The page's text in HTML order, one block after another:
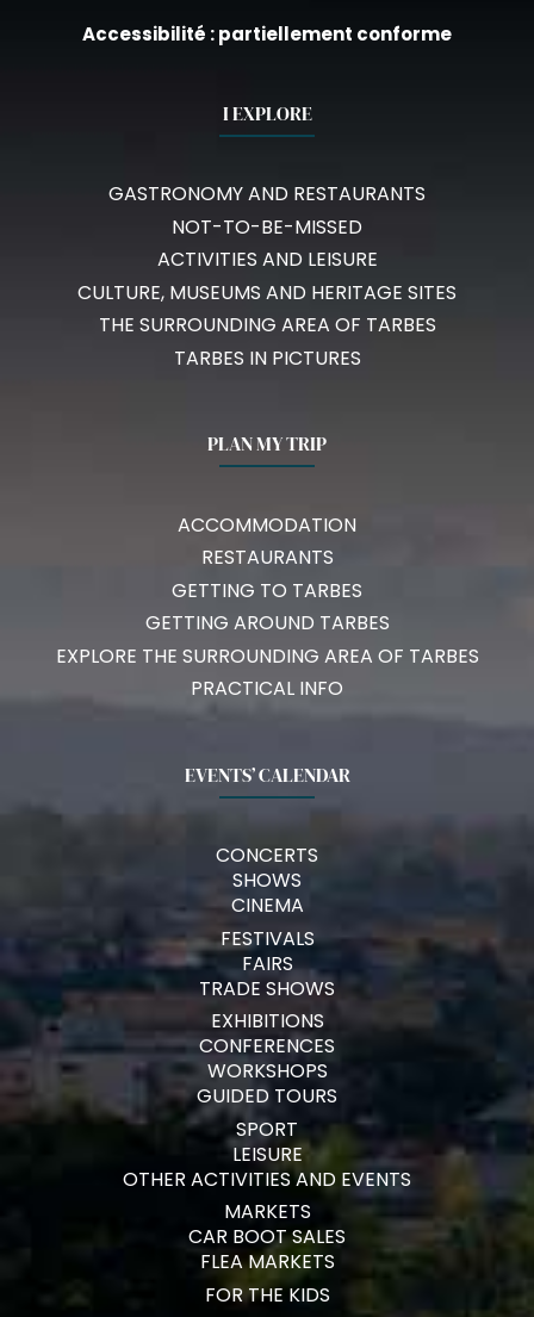
Accessibilité : partiellement conforme
I EXPLORE
GASTRONOMY AND RESTAURANTS
NOT-TO-BE-MISSED
ACTIVITIES AND LEISURE
CULTURE, MUSEUMS AND HERITAGE SITES
THE SURROUNDING AREA OF TARBES
TARBES IN PICTURES
PLAN MY TRIP
ACCOMMODATION
RESTAURANTS
GETTING TO TARBES
GETTING AROUND TARBES
EXPLORE THE SURROUNDING AREA OF TARBES
PRACTICAL INFO
EVENTS’ CALENDAR
CONCERTS
SHOWS
CINEMA
FESTIVALS
FAIRS
TRADE SHOWS
EXHIBITIONS
CONFERENCES
WORKSHOPS
GUIDED TOURS
SPORT
LEISURE
OTHER ACTIVITIES AND EVENTS
MARKETS
CAR BOOT SALES
FLEA MARKETS
FOR THE KIDS